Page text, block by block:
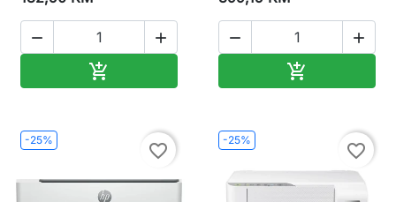
 

 

-25%
favorite_border
-25%
favorite_border